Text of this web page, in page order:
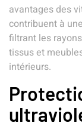
avantages des
contribuent à
filtrant les
tissus et
intérieurs.